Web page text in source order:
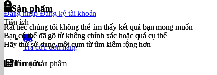
Sản phẩm
Rất tiếc chúng tôi không thể tìm thấy kết quả bạn mong muốn
Bạn có thể đã gõ từ không chính xác hoặc quá cụ thể
Hãy thử sử dụng một cụm từ tìm kiếm rộng hơn
Tin tức
Sản phẩm
Rất tiếc chúng tôi không thể tìm thấy kết quả bạn mong muốn
Bạn có thể đã gõ từ không chính xác hoặc quá cụ thể
Hãy thử sử dụng một cụm từ tìm kiếm rộng hơn
Tin tức
Đăng nhậpĐăng ký tài khoản
Tiện ích
Tra cứu đơn hàng
Danh mục sản phẩm